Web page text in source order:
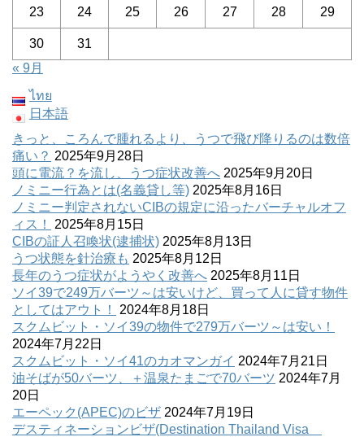
23 24 25 26 27 28 29
30
31
« 9月
ไทย
日本語
きっと、ころんで腫れるより、うつで飛び降りるのは数倍
痛い？ 2025年9月28日
頭に電流？を流し、うつ症状改善へ 2025年9月20日
ノミニー行為とは(名義貸し等) 2025年8月16日
ノミニー判定されないCIBの規定に沿ったバーチャルオフ
ィス！
2025年8月15日
CIBの証人召喚状(逮捕状) 2025年8月13日
うつ状態を針治療も 2025年8月12日
長年のうつ症状がようやく改善へ 2025年8月11日
ソイ39で249万バーツ～は安いけど、買って人に貸す物件
としてはアウト！
2024年8月18日
スクムビット・ソイ39の物件で279万バーツ～は安い！
2024年7月22日
スクムビット・ソイ41のカオマンガイ 2024年7月21日
油そばが50バーツ、＋温泉たまごで70バーツ 2024年7月
20日
エーペック(APEC)のビザ 2024年7月19日
デスティネーションビザ(Destination Thailand Visa